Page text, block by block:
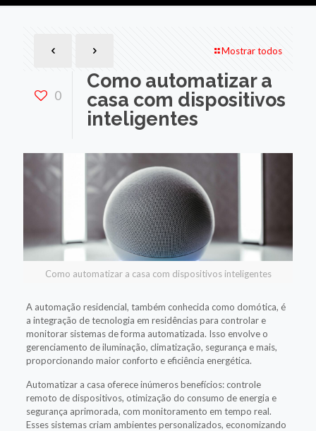
Mostrar todos
0
Como automatizar a
casa com dispositivos
inteligentes
Como automatizar a casa com dispositivos inteligentes
A automação residencial, também conhecida como domótica, é
a integração de tecnologia em residências para controlar e
monitorar sistemas de forma automatizada. Isso envolve o
gerenciamento de iluminação, climatização, segurança e mais,
proporcionando maior conforto e eficiência energética.
Automatizar a casa oferece inúmeros benefícios: controle
remoto de dispositivos, otimização do consumo de energia e
segurança aprimorada, com monitoramento em tempo real.
Esses sistemas criam ambientes personalizados, economizando